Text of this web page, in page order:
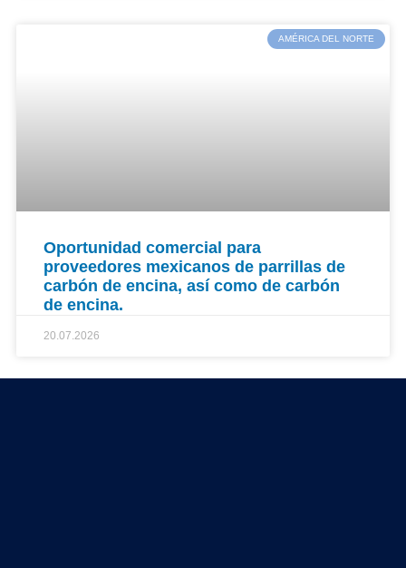
AMÉRICA DEL NORTE
Oportunidad comercial para
proveedores mexicanos de parrillas de
carbón de encina, así como de carbón
de encina.
20.07.2026